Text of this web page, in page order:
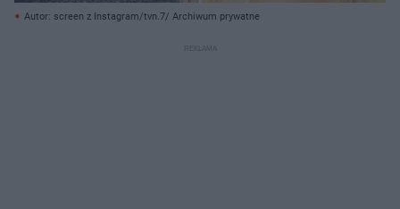
Autor: screen z Instagram/tvn.7/ Archiwum prywatne